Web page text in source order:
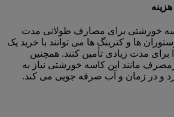
این کاسه خورشتی برای مصارف طولانی مدت
ها و کترینگ ها می توانند با خرید یک
برای مدت زیادی تأمین کنند. همچنین
مانند این کاسه خورشتی نیاز به
و در زمان و آب صرفه جویی می کند.